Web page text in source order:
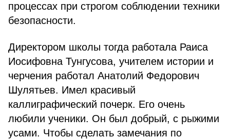
процессах при строгом соблюдении техники
безопасности.
Директором школы тогда работала Раиса
Иосифовна Тунгусова, учителем истории и
черчения работал Анатолий Федорович
Шулятьев. Имел красивый
каллиграфический почерк. Его очень
любили ученики. Он был добрый, с рыжими
усами. Чтобы сделать замечания по